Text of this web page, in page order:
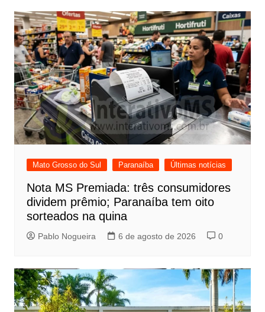
Mato Grosso do Sul Paranaíba Últimas notícias
Nota MS Premiada: três consumidores
dividem prêmio; Paranaíba tem oito
sorteados na quina
Pablo Nogueira 6 de agosto de 2026 0